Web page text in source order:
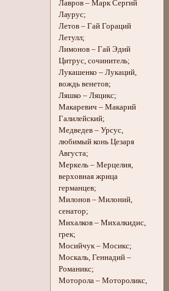
Лавров – Марк Сергий
Лаурус;
Летов – Гай Гораций
Летулл;
Лимонов – Гай Эдий
Цитрус, сочинитель;
Лукашенко – Лукаций,
вождь венетов;
Ляшко – Ляцикс;
Макаревич – Макарий
Галилейский;
Медведев – Урсус,
любимый конь Цезаря
Августа;
Меркель – Мерцелия,
верховная жрица
германцев;
Милонов – Милоний,
сенатор;
Михалков – Михалкидис,
грек;
Мосийчук – Мосикс;
Москаль, Геннадий –
Романикс;
Моторола – Мотороликс,